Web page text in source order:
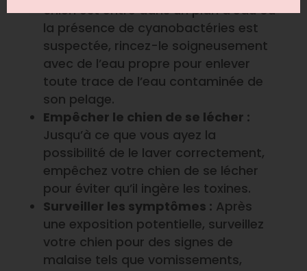
chien est entré dans un plan d’eau où
la présence de cyanobactéries est
suspectée, rincez-le soigneusement
avec de l’eau propre pour enlever
toute trace de l’eau contaminée de
son pelage.
Empêcher le chien de se lécher :
Jusqu’à ce que vous ayez la
possibilité de le laver correctement,
empêchez votre chien de se lécher
pour éviter qu’il ingère les toxines.
Surveiller les symptômes : Après
une exposition potentielle, surveillez
votre chien pour des signes de
malaise tels que vomissements,